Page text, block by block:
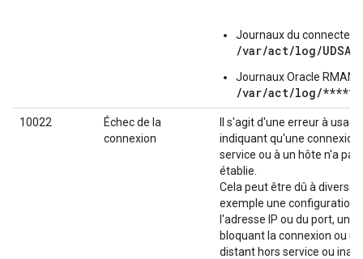
Journaux du connecteur
/var/act/log/
Journaux Oracle RMAN :
/var/act/log/
10022
Échec de la
connexion
Il s'agit d'une erreur à
indiquant qu'une connexion
service ou à un hôte n'a
établie.
Cela peut être dû à
exemple une configuration
l'adresse IP ou du port, un
bloquant la connexion ou
distant hors service ou